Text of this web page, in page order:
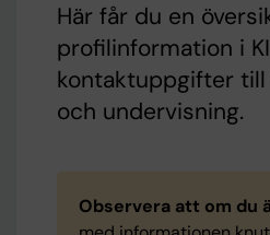
Här får du en
profilinformation i
kontaktuppgifter
och undervisning.
Observera att om du